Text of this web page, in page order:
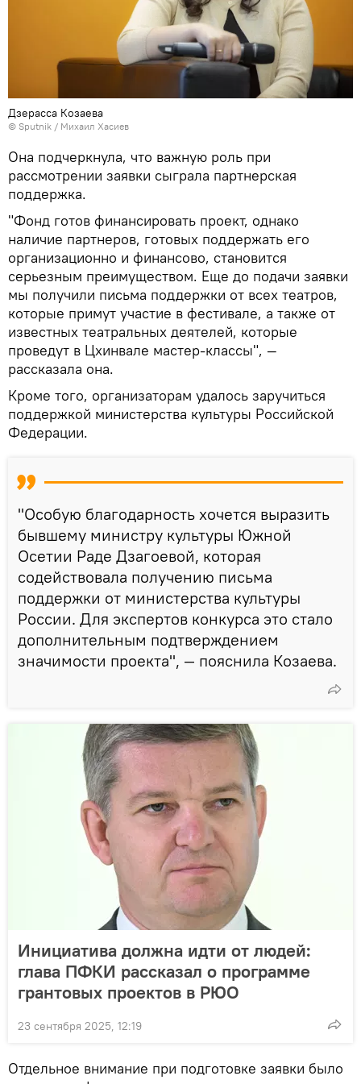
Дзерасса Козаева
© Sputnik / Михаил Хасиев
Она подчеркнула, что важную роль при
рассмотрении заявки сыграла партнерская
поддержка.
"Фонд готов финансировать проект, однако
наличие партнеров, готовых поддержать его
организационно и финансово, становится
серьезным преимуществом. Еще до подачи заявки
мы получили письма поддержки от всех театров,
которые примут участие в фестивале, а также от
известных театральных деятелей, которые
проведут в Цхинвале мастер-классы", —
рассказала она.
Кроме того, организаторам удалось заручиться
поддержкой министерства культуры Российской
Федерации.
"Особую благодарность хочется выразить
бывшему министру культуры Южной
Осетии Раде Дзагоевой, которая
содействовала получению письма
поддержки от министерства культуры
России. Для экспертов конкурса это стало
дополнительным подтверждением
значимости проекта", — пояснила Козаева.
Инициатива должна идти от людей:
глава ПФКИ рассказал о программе
грантовых проектов в РЮО
23 сентября 2025, 12:19
Отдельное внимание при подготовке заявки было